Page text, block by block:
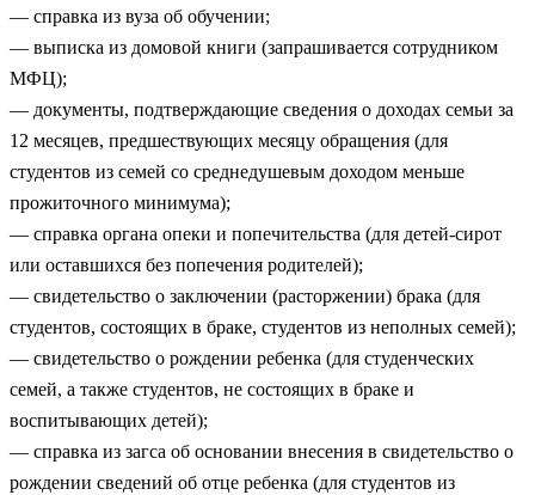
— справка из вуза об обучении;
— выписка из домовой книги (запрашивается сотрудником
МФЦ);
— документы, подтверждающие сведения о доходах семьи за
12 месяцев, предшествующих месяцу обращения (для
студентов из семей со среднедушевым доходом меньше
прожиточного минимума);
— справка органа опеки и попечительства (для детей-сирот
или оставшихся без попечения родителей);
— свидетельство о заключении (расторжении) брака (для
студентов, состоящих в браке, студентов из неполных семей);
— свидетельство о рождении ребенка (для студенческих
семей, а также студентов, не состоящих в браке и
воспитывающих детей);
— справка из загса об основании внесения в свидетельство о
рождении сведений об отце ребенка (для студентов из